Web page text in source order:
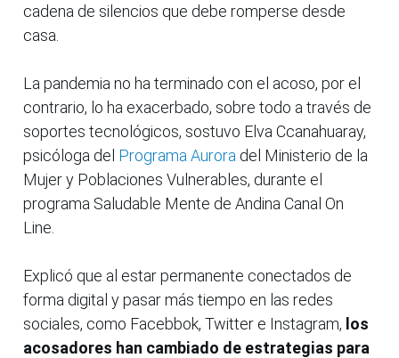
cadena de silencios que debe romperse desde
casa.
La pandemia no ha terminado con el acoso, por el
contrario, lo ha exacerbado, sobre todo a través de
soportes tecnológicos, sostuvo Elva Ccanahuaray,
psicóloga del Programa Aurora del Ministerio de la
Mujer y Poblaciones Vulnerables, durante el
programa Saludable Mente de Andina Canal On
Line.
Explicó que al estar permanente conectados de
forma digital y pasar más tiempo en las redes
sociales, como Facebbok, Twitter e Instagram, los
acosadores han cambiado de estrategias para